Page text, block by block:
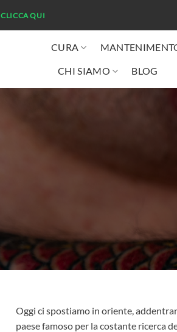
CLICCA QUI
CURA
CHI SIAMO BLOG
Oggi ci spostiamo in oriente,
paese famoso per la costante ricerca